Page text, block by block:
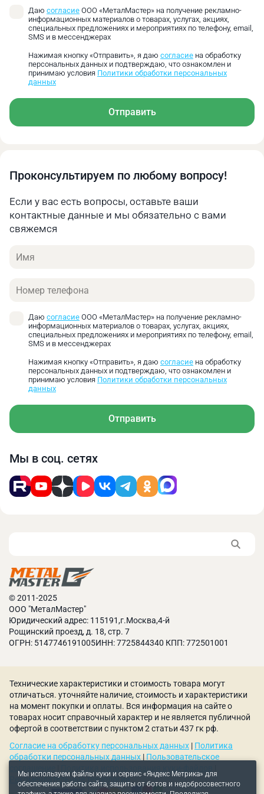
Даю согласие ООО «МеталМастер» на получение рекламно-
информационных материалов о товарах, услугах, акциях,
специальных предложениях и мероприятиях по телефону, email,
SMS и в мессенджерах
Нажимая кнопку «Отправить», я даю согласие на обработку
персональных данных и подтверждаю, что ознакомлен и
принимаю условия Политики обработки персональных
данных
Отправить
Проконсультируем по любому вопросу!
Если у вас есть вопросы, оставьте ваши
контактные данные и мы обязательно с вами
свяжемся
Имя
Телефон
Даю согласие ООО «МеталМастер» на получение рекламно-
информационных материалов о товарах, услугах, акциях,
специальных предложениях и мероприятиях по телефону, email,
SMS и в мессенджерах
Нажимая кнопку «Отправить», я даю согласие на обработку
персональных данных и подтверждаю, что ознакомлен и
принимаю условия Политики обработки персональных
данных
Отправить
Мы в соц. сетях
© 2011-2025
ООО "МеталМастер"
Юридический адрес: 115191,г.Москва,4-й
Рощинский проезд, д. 18, стр. 7
ОГРН: 5147746191005ИНН: 7725844340 КПП: 772501001
Мы используем файлы куки и сервис «Яндекс Метрика» для
обеспечения работы сайта, защиты от ботов и недобросовестного
Технические характеристики и стоимость товара могут
отличаться. уточняйте наличие, стоимость и характеристики
на момент покупки и оплаты. Вся информация на сайте о
товарах носит справочный характер и не является публичной
офертой в соответствии с пунктом 2 статьи 437 гк рф.
Согласие на обработку персональных данных | Политика
обработки персональных данных | Пользовательское
Политика использования куки-файлов
Рекомендательные технологии